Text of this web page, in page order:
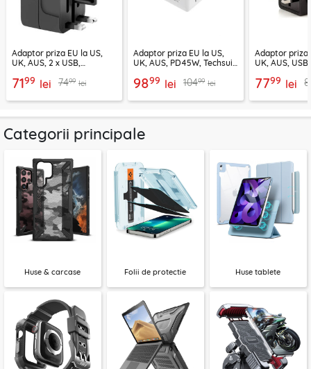
Adaptor priza EU la US,
UK, AUS, 2 x USB,
7199 lei 7499 lei
Adaptor priza EU la US,
UK, AUS, PD45W, Techsuit,
9899 lei 10499 lei
Adaptor priza
UK, AUS,
7799 lei
Categorii principale
Huse & carcase Folii de protectie Huse tablete